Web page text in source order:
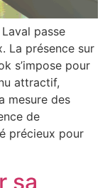
passe
La présence sur
s’impose pour
attractif,
mesure des
de
précieux pour
sa